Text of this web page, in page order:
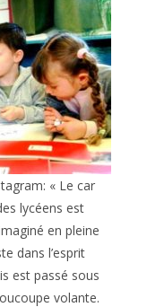
« Le car
lycéens est
en pleine
dans l’esprit
est passé sous
volante.